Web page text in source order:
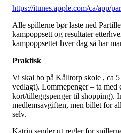
https://itunes.apple.com/ca/app/
Alle spillerne bør laste ned
kampoppsett og resultater
kampoppsettet hver dag så har
Praktisk
Vi skal bo på Kålltorp skole , ca
vedlagt). Lommepenger – ta med
kort/tilleggspenger til shopping).
medlemsavgiften, men billet for
selv.